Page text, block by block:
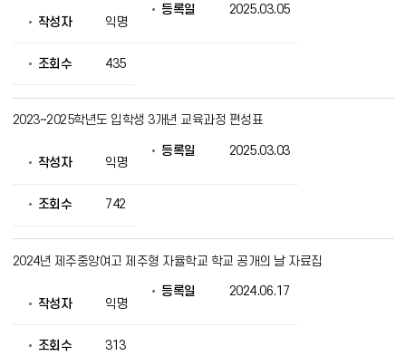
작성자 익명
등록일 2025.03.05
조회수 435
2023~2025학년도 입학생 3개년 교육과정 편성표
작성자 익명
등록일 2025.03.03
조회수 742
2024년 제주중앙여고 제주형 자율학교 학교 공개의 날 자료집
작성자 익명
등록일 2024.06.17
조회수 313